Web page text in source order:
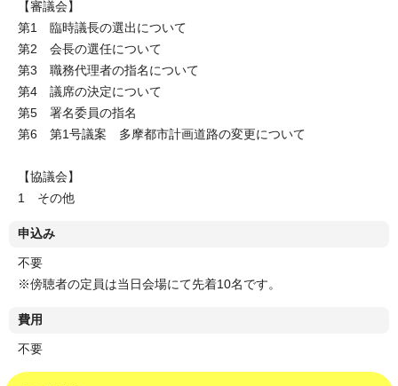
【審議会】
第1 臨時議長の選出について
第2 会長の選任について
第3 職務代理者の指名について
第4 議席の決定について
第5 署名委員の指名
第6 第1号議案 多摩都市計画道路の変更について
【協議会】
1 その他
申込み
不要
※傍聴者の定員は当日会場にて先着10名です。
費用
不要